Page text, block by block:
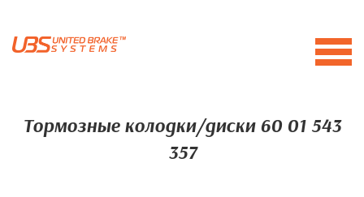
Тормозные колодки/диски 60 01 543
357